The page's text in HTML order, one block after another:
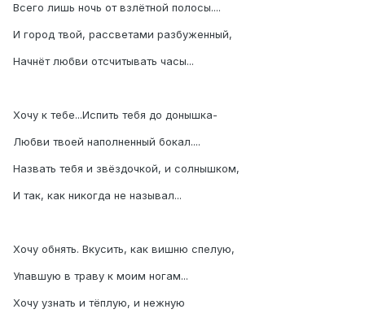
Всего лишь ночь от взлётной полосы....
И город твой, рассветами разбуженный,
Начнёт любви отсчитывать часы...
Хочу к тебе...Испить тебя до донышка-
Любви твоей наполненный бокал....
Назвать тебя и звёздочкой, и солнышком,
И так, как никогда не называл...
Хочу обнять. Вкусить, как вишню спелую,
Упавшую в траву к моим ногам...
Хочу узнать и тёплую, и нежную